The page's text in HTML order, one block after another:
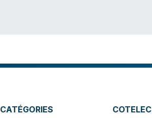
CATÉGORIES COTELEC